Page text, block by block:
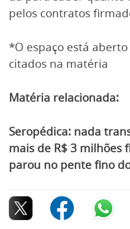
pelos contratos
*O espaço está
citados na matéria
Matéria relacionada:
Seropédica: nada
mais de R$ 3 milhões
parou no pente fino